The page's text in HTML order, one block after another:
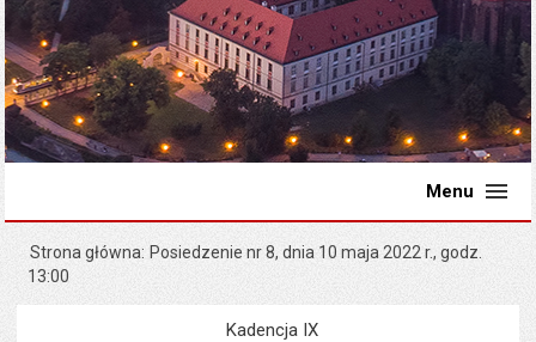
Menu
Strona główna Posiedzenie nr 8, dnia 10 maja 2022 r., godz.
13:00
Menu
Kadencja IX